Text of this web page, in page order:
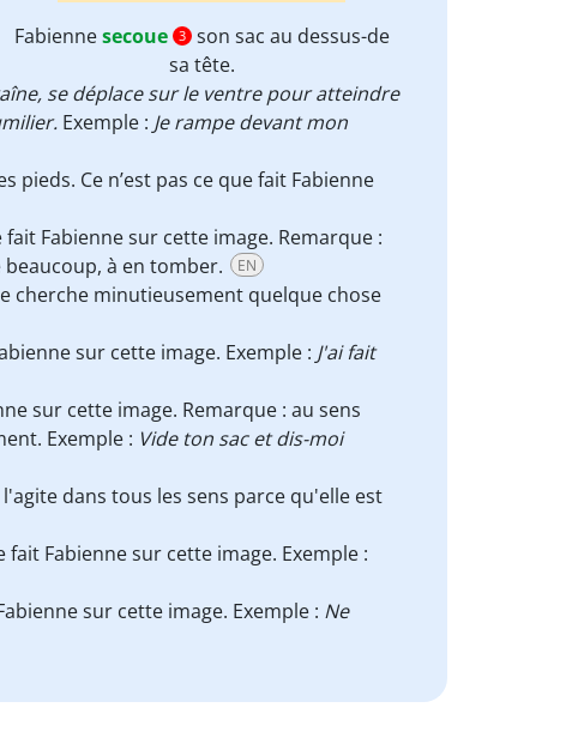
Fabiennesecoue 3 son sac au dessus-de
sa tête.
se déplace sur le ventre pour atteindre
Exemple : Je rampe devant mon
pieds. Ce n’est pas ce que fait Fabienne
Fabienne sur cette image. Remarque :
beaucoup, à en tomber. EN
cherche minutieusement quelque chose
sur cette image. Exemple : J'ai fait
sur cette image. Remarque : au sens
Exemple : Vide ton sac et dis-moi
dans tous les sens parce qu'elle est
Fabienne sur cette image. Exemple :
sur cette image. Exemple : Ne